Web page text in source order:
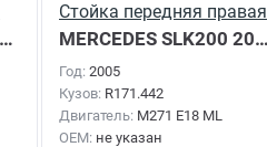
Стойка передняя правая
MERCEDES SLK200 2005г.
Год: 2005
Кузов: R171.442
Двигатель: M271 E18 ML
OEM: не указан